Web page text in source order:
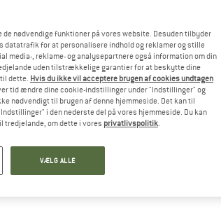
nødvendige funktioner på vores website. Desuden tilbyder
for at personalisere indhold og reklamer og stille
media-, reklame- og analysepartnere også information om din
uden tilstrækkelige garantier for at beskytte dine
dette. Hvis du ikke vil acceptere brugen af cookies undtagen
tid ændre dine cookie-indstillinger under "Indstillinger" og
nødvendigt til brugen af denne hjemmeside. Det kan til
i den nederste del på vores hjemmeside. Du kan
tredjelande, om dette i vores privatlivspolitik.
VÆLG ALLE